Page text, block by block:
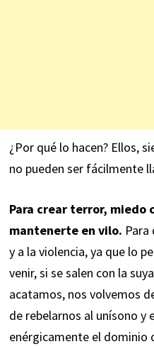
¿Por qué lo hacen? Ellos,
no pueden ser fácilmente
Para crear terror, miedo
mantenerte en vilo.
y a la violencia, ya que lo
venir, si se salen con la
acatamos, nos volvemos
de rebelarnos al unísono y
enérgicamente el dominio